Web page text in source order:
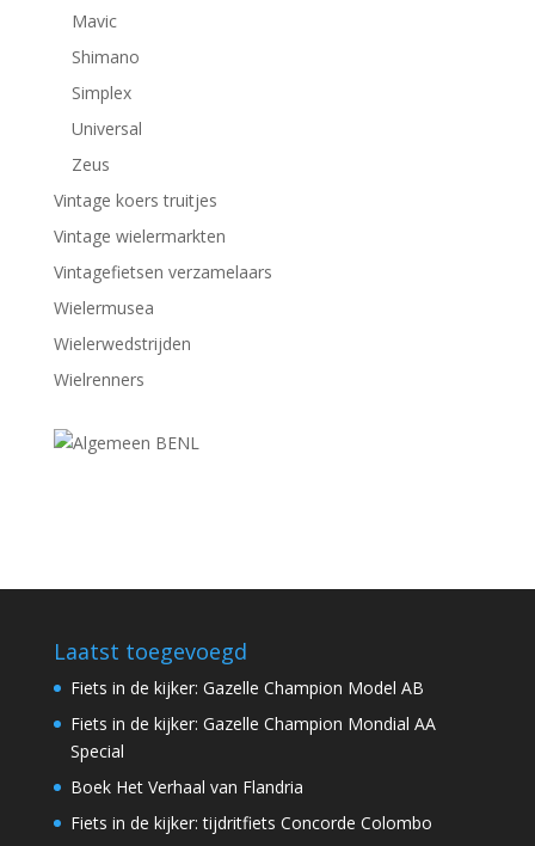
Mavic
Shimano
Simplex
Universal
Zeus
Vintage koers truitjes
Vintage wielermarkten
Vintagefietsen verzamelaars
Wielermusea
Wielerwedstrijden
Wielrenners
Laatst toegevoegd
Fiets in de kijker: Gazelle Champion Model AB
Fiets in de kijker: Gazelle Champion Mondial AA
Special
Boek Het Verhaal van Flandria
Fiets in de kijker: tijdritfiets Concorde Colombo